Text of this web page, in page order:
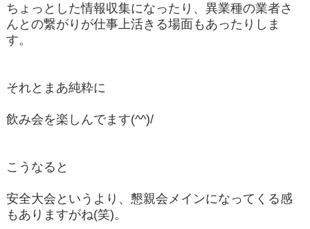
ちょっとした情報収集になったり、異業種の業者さ
んとの繋がりが仕事上活きる場面もあったりしま
す。
それとまあ純粋に
飲み会を楽しんでます(^^)/
こうなると
安全大会というより、懇親会メインになってくる感
もありますがね(笑)。